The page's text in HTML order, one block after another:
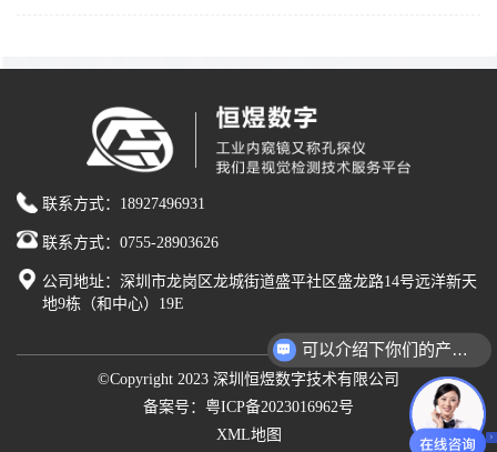
联系方式：18927496931
联系方式：0755-28903626
公司地址：深圳市龙岗区龙城街道盛平社区盛龙路14号远洋新天
地9栋（和中心）19E
©Copyright 2023 深圳恒煜数字技术有限公司
备案号：粤ICP备2023016962号
XML地图
可以介绍下你们的产品么？